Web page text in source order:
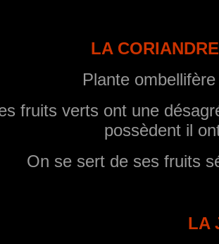
LA
Plante
fruits verts ont une
possèdent il
On se sert de ses fruits
LA